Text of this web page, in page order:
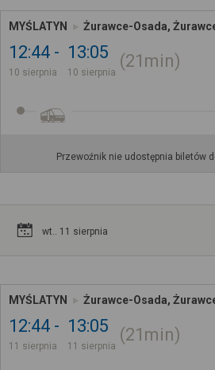
MYŚLATYN Żurawce-Osada,
12:44
10 sierpnia
13:05
10 sierpnia
21min
Przewoźnik nie udostępnia biletów
wt.. 11 sierpnia
MYŚLATYN Żurawce-Osada,
12:44
11 sierpnia
13:05
11 sierpnia
21min